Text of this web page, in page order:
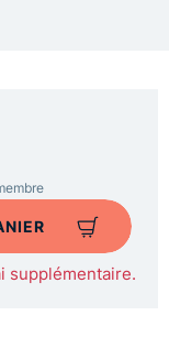
supplémentaire.